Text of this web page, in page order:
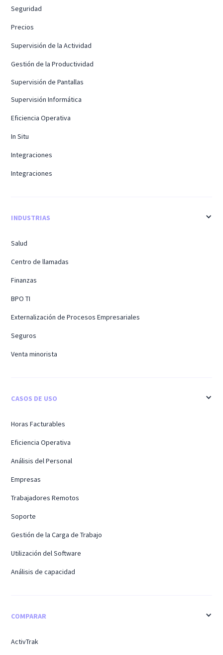
Seguridad
Precios
Supervisión de la Actividad
Gestión de la Productividad
Supervisión de Pantallas
Supervisión Informática
Eficiencia Operativa
In Situ
Integraciones
Integraciones
INDUSTRIAS
Salud
Centro de llamadas
Finanzas
BPO TI
Externalización de Procesos Empresariales
Seguros
Venta minorista
CASOS DE USO
Horas Facturables
Eficiencia Operativa
Análisis del Personal
Empresas
Trabajadores Remotos
Soporte
Gestión de la Carga de Trabajo
Utilización del Software
Análisis de capacidad
COMPARAR
ActivTrak